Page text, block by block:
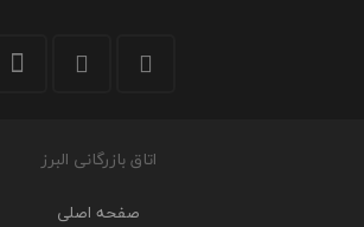
اتاق بازرگانی البرز
صفحه اصلی